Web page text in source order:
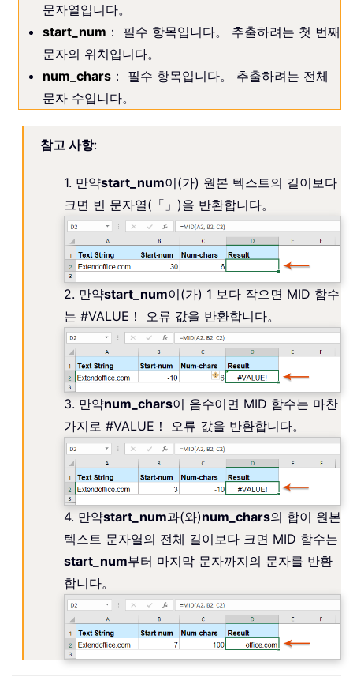
문자열입니다。
start_num ： 필수 항목입니다。 추출하려는 첫 번째
문자의 위치입니다。
num_chars ： 필수 항목입니다。 추출하려는 전체
문자 수입니다。
참고 사항:
1. 만약start_num이(가) 원본 텍스트의 길이보다
크면 빈 문자열(「」)을 반환합니다。
2. 만약start_num이(가) 1 보다 작으면 MID 함수
는 #VALUE！ 오류 값을 반환합니다。
3. 만약num_chars이 음수이면 MID 함수는 마찬
가지로 #VALUE！ 오류 값을 반환합니다。
4. 만약start_num과(와)num_chars의 합이 원본
텍스트 문자열의 전체 길이보다 크면 MID 함수는
start_num부터 마지막 문자까지의 문자를 반환
합니다。